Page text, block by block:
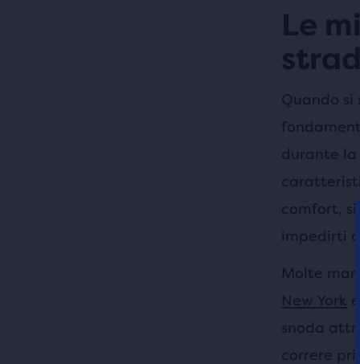
Le
Quando
durante la
comfort,
impedirti
Molte
New York
snoda
correre